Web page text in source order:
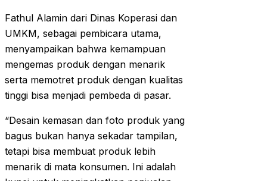
Fathul Alamin dari Dinas Koperasi dan
UMKM, sebagai pembicara utama,
menyampaikan bahwa kemampuan
mengemas produk dengan menarik
serta memotret produk dengan kualitas
tinggi bisa menjadi pembeda di pasar.
“Desain kemasan dan foto produk yang
bagus bukan hanya sekadar tampilan,
tetapi bisa membuat produk lebih
menarik di mata konsumen. Ini adalah